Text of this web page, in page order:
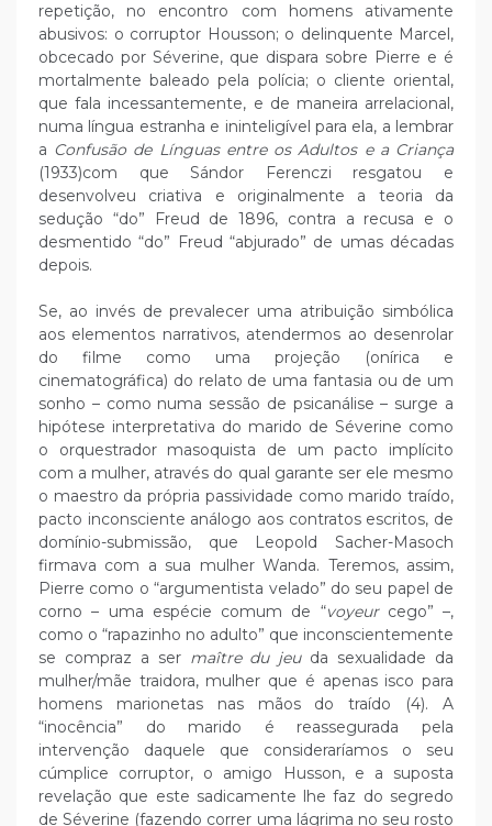
repetição, no encontro com homens ativamente
abusivos: o corruptor Housson; o delinquente Marcel,
obcecado por Séverine, que dispara sobre Pierre e é
mortalmente baleado pela polícia; o cliente oriental,
que fala incessantemente, e de maneira arrelacional,
numa língua estranha e ininteligível para ela, a lembrar
a Confusão de Línguas entre os Adultos e a Criança
(1933)com que Sándor Ferenczi resgatou e
desenvolveu criativa e originalmente a teoria da
sedução “do” Freud de 1896, contra a recusa e o
desmentido “do” Freud “abjurado” de umas décadas
depois.
Se, ao invés de prevalecer uma atribuição simbólica
aos elementos narrativos, atendermos ao desenrolar
do filme como uma projeção (onírica e
cinematográfica) do relato de uma fantasia ou de um
sonho – como numa sessão de psicanálise – surge a
hipótese interpretativa do marido de Séverine como
o orquestrador masoquista de um pacto implícito
com a mulher, através do qual garante ser ele mesmo
o maestro da própria passividade como marido traído,
pacto inconsciente análogo aos contratos escritos, de
domínio-submissão, que Leopold Sacher-Masoch
firmava com a sua mulher Wanda. Teremos, assim,
Pierre como o “argumentista velado” do seu papel de
corno – uma espécie comum de “voyeurcego” –,
como o “rapazinho no adulto” que inconscientemente
se compraz a ser maître du jeuda sexualidade da
mulher/mãe traidora, mulher que é apenas isco para
homens marionetas nas mãos do traído (4). A
“inocência” do marido é reassegurada pela
intervenção daquele que consideraríamos o seu
cúmplice corruptor, o amigo Husson, e a suposta
revelação que este sadicamente lhe faz do segredo
de Séverine (fazendo correr uma lágrima no seu rosto